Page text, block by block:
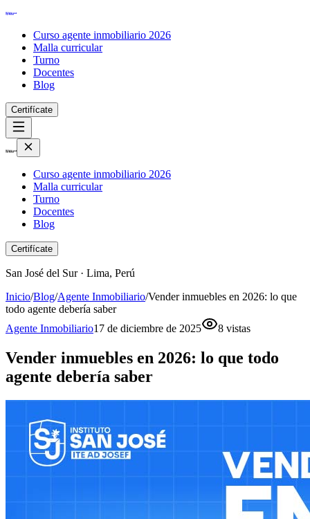
Curso agente inmobiliario 2026
Malla curricular
Turno
Docentes
Blog
Certifícate
Curso agente inmobiliario 2026
Malla curricular
Turno
Docentes
Blog
Certifícate
San José del Sur · Lima, Perú
Inicio/Blog/Agente Inmobiliario/Vender inmuebles en 2026: lo que
todo agente debería saber
Agente Inmobiliario17 de diciembre de 2025 8 vistas
Vender inmuebles en 2026: lo que todo
agente debería saber